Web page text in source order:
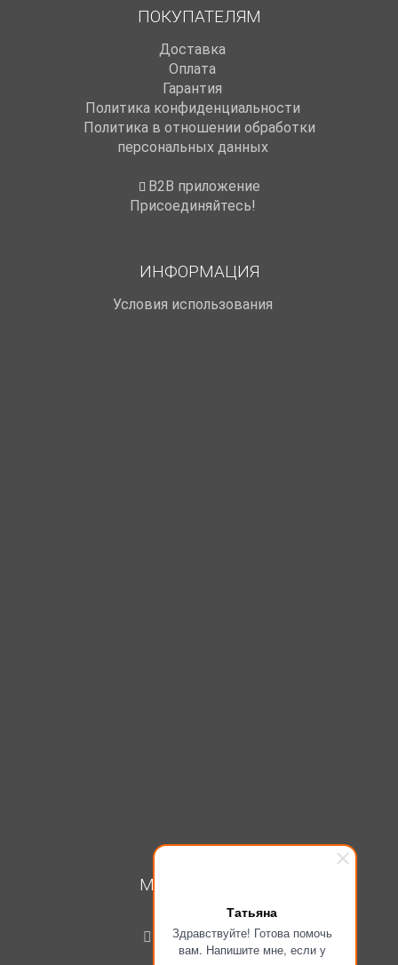
Татьяна
Здравствуйте! Готова помочь
вам. Напишите мне, если у
ПОКУПАТЕЛЯМ
Доставка
Оплата
Гарантия
Политика конфиденциальности
Политика в отношении обработки
персональных данных
B2B приложение
Присоединяйтесь!
ИНФОРМАЦИЯ
Условия использования
МОЙ КАБИНЕТ
Регистрация